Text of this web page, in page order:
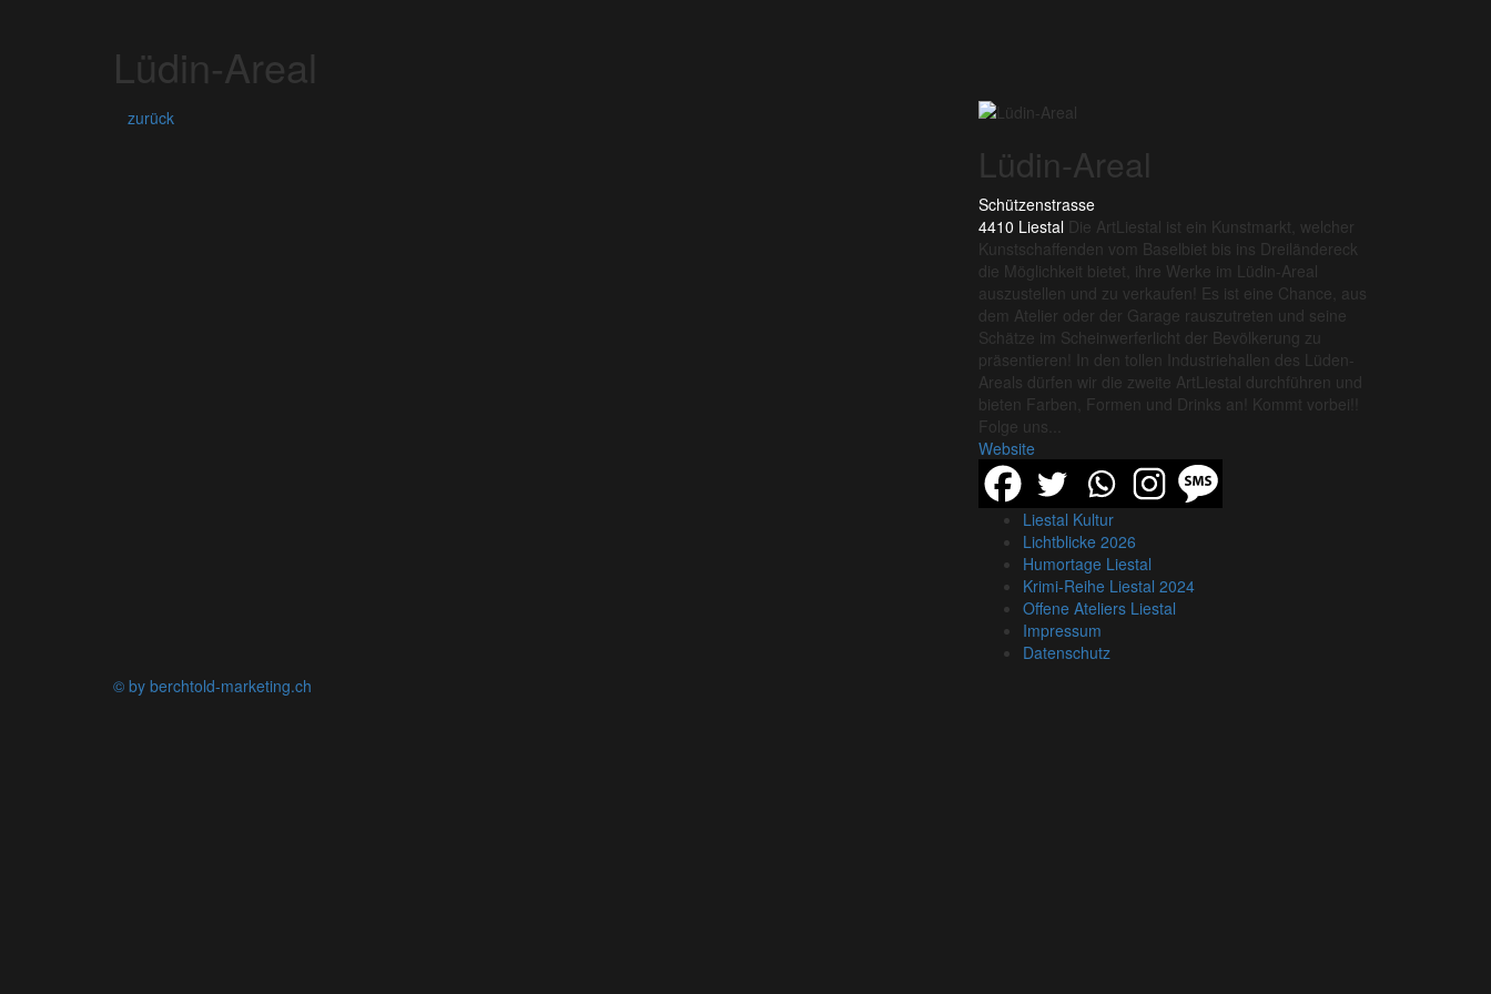
Lüdin-Areal
zurück
Lüdin-Areal
Schützenstrasse
4410 Liestal Die ArtLiestal ist ein Kunstmarkt, welcher
Kunst­schaffenden vom Baselbiet bis ins Dreiländereck
die Möglichkeit bietet, ihre Werke im Lüdin-Areal
auszustellen und zu verkaufen! Es ist eine Chance, aus
dem Atelier oder der Garage rauszutreten und seine
Schätze im Scheinwerferlicht der Bevölkerung zu
präsentieren! In den tollen Industriehallen des Lüden-
Areals dürfen wir die zweite ArtLiestal durchführen und
bieten Farben, Formen und Drinks an! Kommt vorbei!!
Folge uns...
Website
Liestal Kultur
Lichtblicke 2026
Humortage Liestal
Krimi-Reihe Liestal 2024
Offene Ateliers Liestal
Impressum
Datenschutz
© by berchtold-marketing.ch